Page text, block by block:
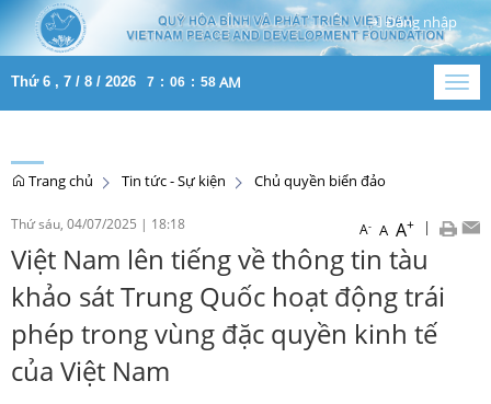
Đăng nhập
Thứ 6 , 7 / 8 / 2026 7 : 06 : 59 AM
Trang chủ Tin tức - Sự kiện Chủ quyền biển đảo
Thứ sáu, 04/07/2025 | 18:18 A- A A+ |
Việt Nam lên tiếng về thông tin tàu
khảo sát Trung Quốc hoạt động trái
phép trong vùng đặc quyền kinh tế
của Việt Nam